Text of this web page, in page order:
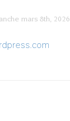
mars 8th, 2026